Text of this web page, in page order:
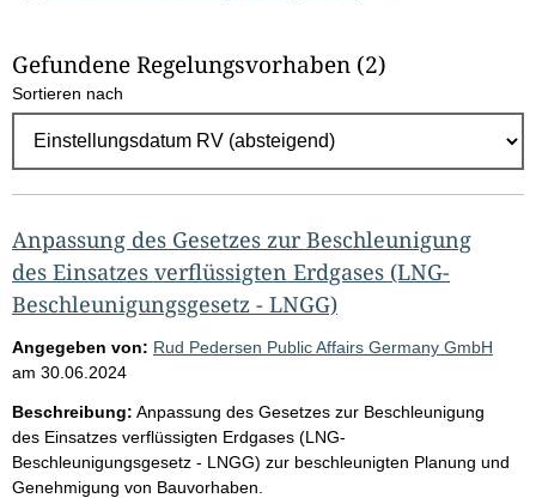
l
E
g
e
b
n
i
s
s
e
p
r
Gefundene Regelungsvorhaben (2)
Sortieren nach
Anpassung des Gesetzes zur Beschleunigung
des Einsatzes verflüssigten Erdgases (LNG-
Beschleunigungsgesetz - LNGG)
Angegeben von: Rud Pedersen Public Affairs Germany GmbH
am 30.06.2024
Beschreibung: Anpassung des Gesetzes zur Beschleunigung
des Einsatzes verflüssigten Erdgases (LNG-
Beschleunigungsgesetz - LNGG) zur beschleunigten Planung und
Genehmigung von Bauvorhaben.